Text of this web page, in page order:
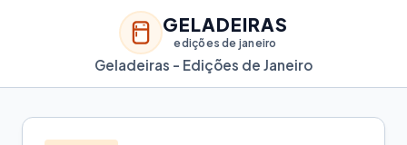
GELADEIRAS
edições de janeiro
Geladeiras - Edições de Janeiro